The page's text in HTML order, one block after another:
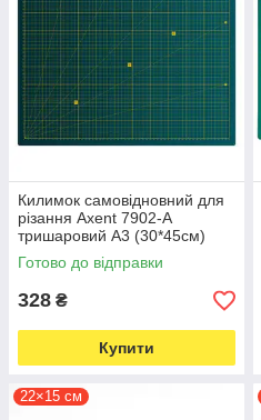
Килимок самовідновний для
різання Axent 7902-A
тришаровий А3 (30*45см)
(5752)
Готово до відправки
328 ₴
Купити
22×15 см